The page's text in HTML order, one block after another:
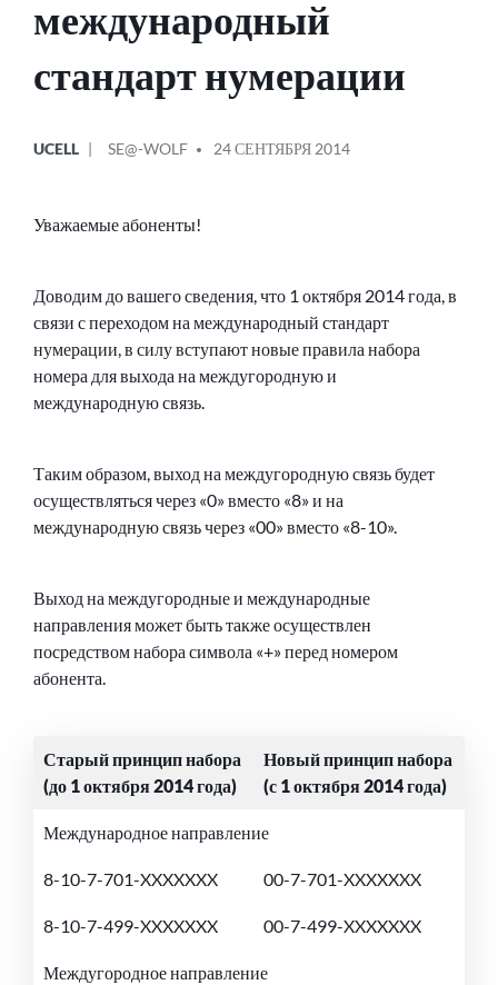
международный
стандарт нумерации
В
UCELL
ОТ
SE@-WOLF 24 СЕНТЯБРЯ 2014
Уважаемые абоненты!
Доводим до вашего сведения, что 1 октября 2014 года, в
связи с переходом на международный стандарт
нумерации, в силу вступают новые правила набора
номера для выхода на междугородную и
международную связь.
Таким образом, выход на междугородную связь будет
осуществляться через «0» вместо «8» и на
международную связь через «00» вместо «8-10».
Выход на междугородные и международные
направления может быть также осуществлен
посредством набора символа «+» перед номером
абонента.
Старый принцип набора
(до 1 октября 2014 года)
Новый принцип набора
(с 1 октября 2014 года)
Международное направление
8-10-7-701-XXXXXXX 00-7-701-XXXXXXX
8-10-7-499-XXXXXXX 00-7-499-XXXXXXX
Междугородное направление